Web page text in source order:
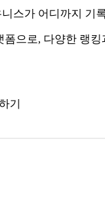
스가 어디까지 기
폼으로, 다양한 랭
기